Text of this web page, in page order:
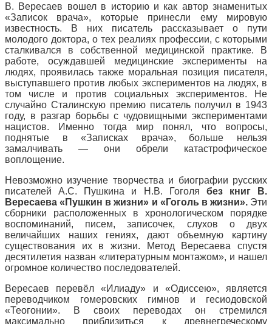
В. Вересаев вошел в историю и как автор знаменитых
«Записок врача», которые принесли ему мировую
известность. В них писатель рассказывает о пути
молодого доктора, о тех реалиях профессии, с которыми
сталкивался в собственной медицинской практике. В
работе, осуждавшей медицинские эксперименты на
людях, проявилась также моральная позиция писателя,
выступавшего против любых экспериментов на людях, в
том числе и против социальных экспериментов. Не
случайно Сталинскую премию писатель получил в 1943
году, в разгар борьбы с чудовищными экспериментами
нацистов. Именно тогда мир понял, что вопросы,
поднятые в «Записках врача», больше нельзя
замалчивать — они обрели катастрофическое
воплощение.
Невозможно изучение творчества и биографии русских
писателей А.С. Пушкина и Н.В. Гоголя без книг В.
Вересаева «Пушкин в жизни» и «Гоголь в жизни».Эти
сборники расположенных в хронологическом порядке
воспоминаний, писем, записочек, слухов о двух
величайших наших гениях, дают объемную картину
существования их в жизни. Метод Вересаева спустя
десятилетия назван «литературным монтажом», и нашел
огромное количество последователей.
Вересаев перевёл «Илиаду» и «Одиссею», является
переводчиком гомеровских гимнов и гесиодовской
«Теогонии». В своих переводах он стремился
максимально приблизиться к древнегреческому